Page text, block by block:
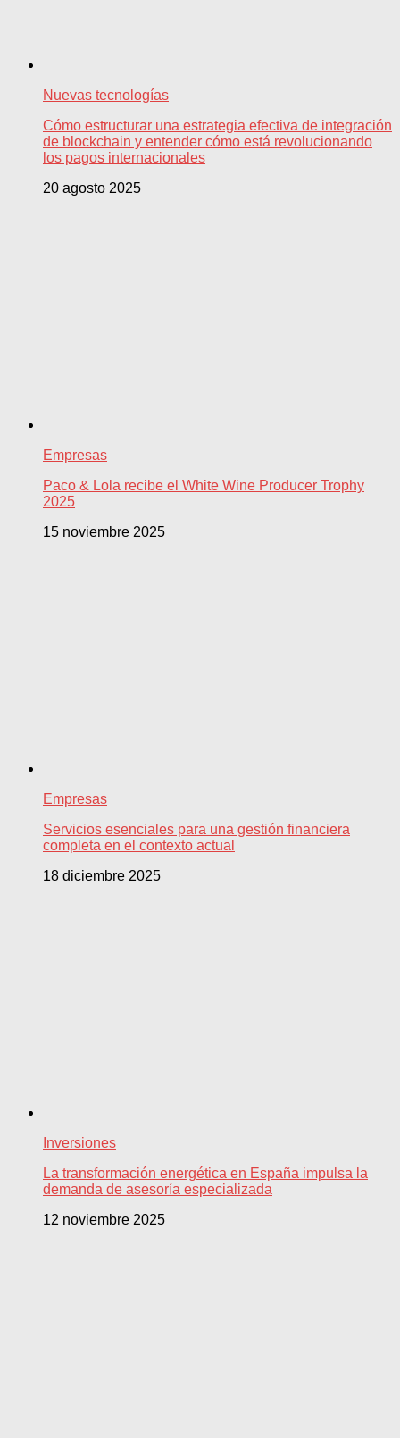
Nuevas tecnologías
Cómo estructurar una estrategia efectiva de integración
de blockchain y entender cómo está revolucionando
los pagos internacionales
20 agosto 2025
Empresas
Paco & Lola recibe el White Wine Producer Trophy
2025
15 noviembre 2025
Empresas
Servicios esenciales para una gestión financiera
completa en el contexto actual
18 diciembre 2025
Inversiones
La transformación energética en España impulsa la
demanda de asesoría especializada
12 noviembre 2025